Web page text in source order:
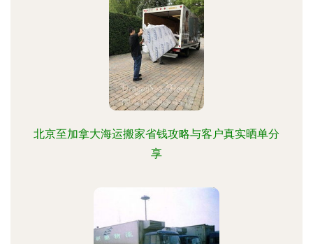
北京至加拿大海运搬家省钱攻略与客户真实晒单分
享